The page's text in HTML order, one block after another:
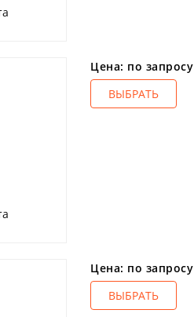
Цена: по запросу
ВЫБРАТЬ
Цена: по запросу
ВЫБРАТЬ